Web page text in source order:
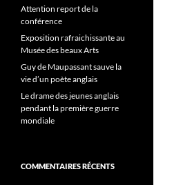
Attention report de la
conférence
Exposition rafraichissante au
Musée des beaux Arts
Guy de Maupassant sauve la
vie d’un poète anglais
Le drame des jeunes anglais
pendant la première guerre
mondiale
COMMENTAIRES RÉCENTS